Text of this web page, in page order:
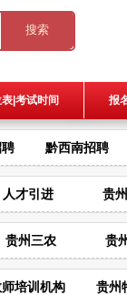
|考试时间 报
黔西南招聘
人才引进 贵
贵州三农 贵
培训机构 贵州